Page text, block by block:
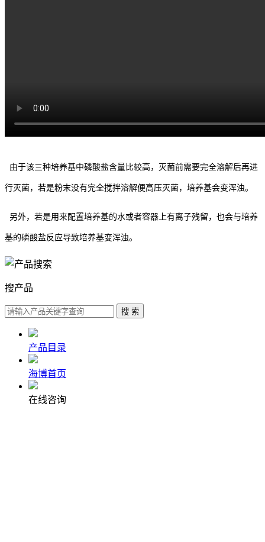
由于该三种培养基中磷酸盐含量比较高，灭菌前需要完全溶解后再进
行灭菌，若是粉末没有完全搅拌溶解便高压灭菌，培养基会变浑浊。
另外，若是用来配置培养基的水或者容器上有离子残留，也会与培养
基的磷酸盐反应导致培养基变浑浊。
搜产品
产品目录
海博首页
在线咨询